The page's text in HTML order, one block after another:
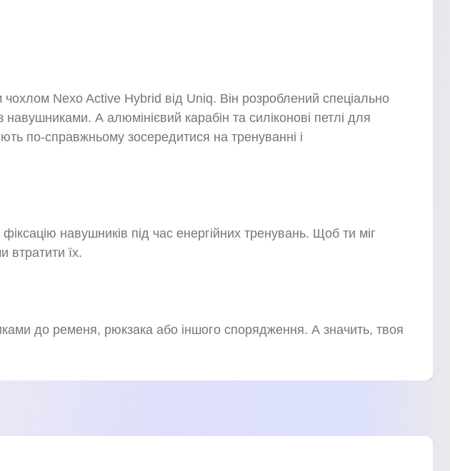
Nexo Active Hybrid від Uniq. Він розроблений спеціально
А алюмінієвий карабін та силіконові петлі для
по-справжньому зосередитися на тренуванні і
навушників під час енергійних тренувань. Щоб ти міг
втратити їх.
до ременя, рюкзака або іншого спорядження. А значить, твоя